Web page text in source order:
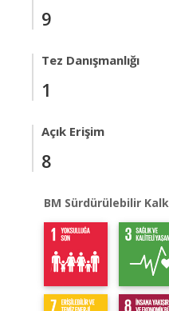
9
Tez Danışmanlığı
1
Açık Erişim
8
BM Sürdürülebilir